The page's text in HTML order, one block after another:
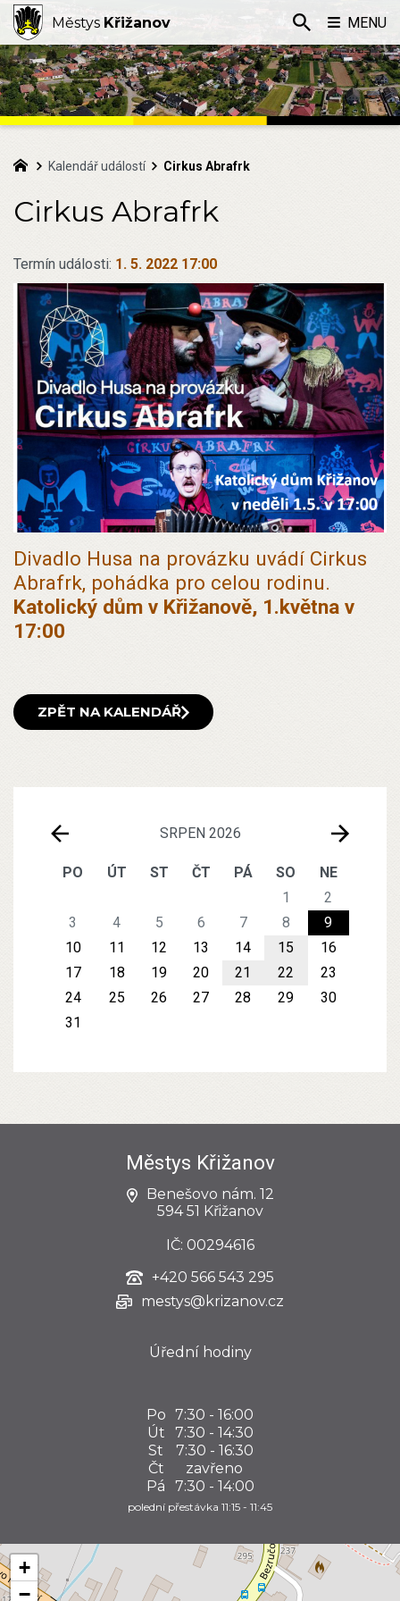
SRPEN 2026
PO ÚT ST ČT PÁ SO
NE
1
2
3
4 5 6 7 8
9
10
11 12 13 14 15
16
17
18 19 20 21 22
23
24
25 26 27 28 29
30
31
Kalendář událostí Cirkus Abrafrk
Cirkus Abrafrk
Termín události: 1. 5. 2022 17:00
Divadlo Husa na provázku uvádí Cirkus
Abrafrk, pohádka pro celou rodinu.
Katolický dům v Křižanově, 1.května v
17:00
ZPĚT NA KALENDÁŘ
Městys Křižanov
Benešovo nám. 12
594 51 Křižanov
IČ: 00294616
+420 566 543 295
mestys@krizanov.cz
Úřední hodiny
Po 7:30 - 16:00
Út
7:30 - 14:30
St
7:30 - 16:30
Čt
zavřeno
Pá
7:30 - 14:00
polední přestávka 11:15 - 11:45
+
−
Městys Křižanov MENU